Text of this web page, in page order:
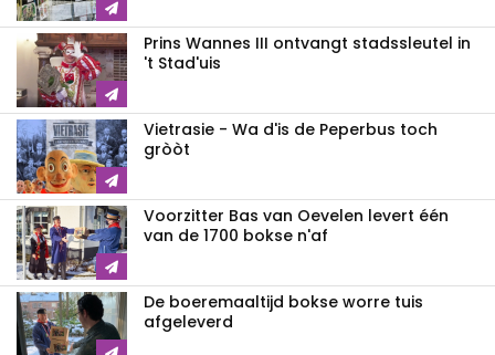
Prins Wannes III ontvangt stadssleutel in
't Stad'uis
Vietrasie - Wa d'is de Peperbus toch
gròòt
Voorzitter Bas van Oevelen levert één
van de 1700 bokse n'af
De boeremaaltijd bokse worre tuis
afgeleverd